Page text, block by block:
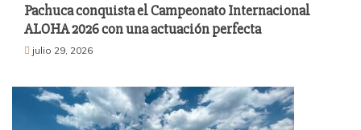
Pachuca conquista el Campeonato Internacional
ALOHA 2026 con una actuación perfecta
julio 29, 2026